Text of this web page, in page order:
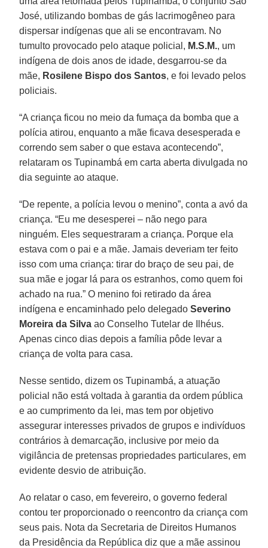
José, utilizando bombas de gás lacrimogêneo para
dispersar indígenas que ali se encontravam. No
tumulto provocado pelo ataque policial, M.S.M., um
indígena de dois anos de idade, desgarrou-se da
mãe, Rosilene Bispo dos Santos, e foi levado pelos
policiais.
“A criança ficou no meio da fumaça da bomba que a
polícia atirou, enquanto a mãe ficava desesperada e
correndo sem saber o que estava acontecendo”,
relataram os Tupinambá em carta aberta divulgada no
dia seguinte ao ataque.
“De repente, a polícia levou o menino”, conta a avó da
criança. “Eu me desesperei – não nego para
ninguém. Eles sequestraram a criança. Porque ela
estava com o pai e a mãe. Jamais deveriam ter feito
isso com uma criança: tirar do braço de seu pai, de
sua mãe e jogar lá para os estranhos, como quem foi
achado na rua.” O menino foi retirado da área
indígena e encaminhado pelo delegadoSeverino
Moreira da Silva ao Conselho Tutelar de Ilhéus.
Apenas cinco dias depois a família pôde levar a
criança de volta para casa.
Nesse sentido, dizem os Tupinambá, a atuação
policial não está voltada à garantia da ordem pública
e ao cumprimento da lei, mas tem por objetivo
assegurar interesses privados de grupos e indivíduos
contrários à demarcação, inclusive por meio da
vigilância de pretensas propriedades particulares, em
evidente desvio de atribuição.
Ao relatar o caso, em fevereiro, o governo federal
contou ter proporcionado o reencontro da criança com
seus pais. Nota da Secretaria de Direitos Humanos
da Presidência da República diz que a mãe assinou